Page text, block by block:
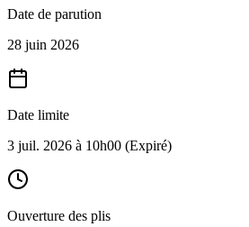
Date de parution
28 juin 2026
Date limite
3 juil. 2026 à 10h00 (Expiré)
Ouverture des plis